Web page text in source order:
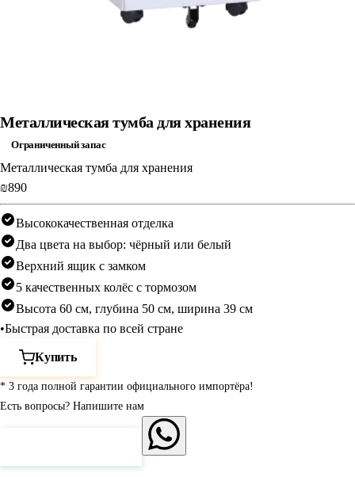
Металлическая тумба для хранения
Ограниченный запас
Металлическая тумба для хранения
‎₪890‎
Высококачественная отделка
Два цвета на выбор: чёрный или белый
Верхний ящик с замком
5 качественных колёс с тормозом
Высота 60 см, глубина 50 см, ширина 39 см
•Быстрая доставка по всей стране
Купить
* 3 года полной гарантии официального импортёра!
Есть вопросы? Напишите нам